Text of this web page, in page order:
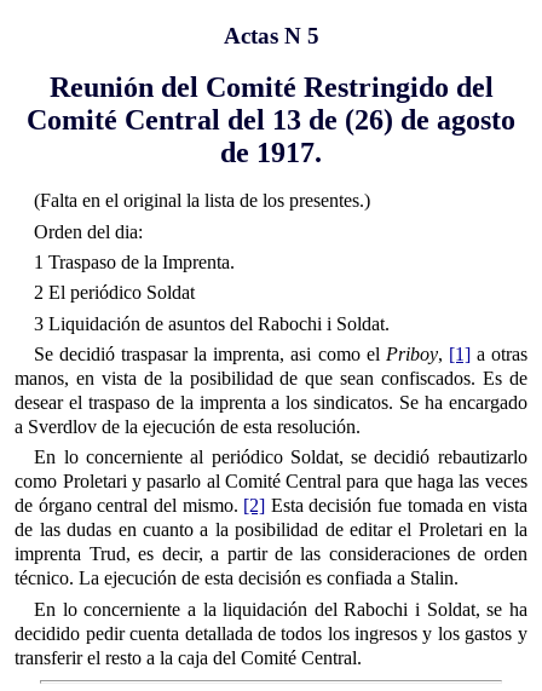
Actas N 5
Reunión del Comité Restringido del
Comité Central del 13 de (26) de agosto
de 1917.
(Falta en el original la lista de los presentes.)
Orden del dia:
1 Traspaso de la Imprenta.
2 El periódico Soldat
3 Liquidación de asuntos del Rabochi i Soldat.
Se decidió traspasar la imprenta, asi como el Priboy, [1]a otras
manos, en vista de la posibilidad de que sean confiscados. Es de
desear el traspaso de la imprenta a los sindicatos. Se ha encargado
a Sverdlov de la ejecución de esta resolución.
En lo concerniente al periódico Soldat, se decidió rebautizarlo
como Proletari y pasarlo al Comité Central para que haga las veces
de órgano central del mismo. [2] Esta decisión fue tomada en vista
de las dudas en cuanto a la posibilidad de editar el Proletari en la
imprenta Trud, es decir, a partir de las consideraciones de orden
técnico. La ejecución de esta decisión es confiada a Stalin.
En lo concerniente a la liquidación del Rabochi i Soldat, se ha
decidido pedir cuenta detallada de todos los ingresos y los gastos y
transferir el resto a la caja del Comité Central.